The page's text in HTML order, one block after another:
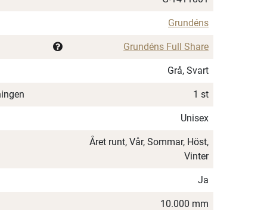
Grundéns
Grundéns Full Share
Grå, Svart
1 st
Unisex
Året runt, Vår, Sommar, Höst,
Vinter
Ja
10.000 mm